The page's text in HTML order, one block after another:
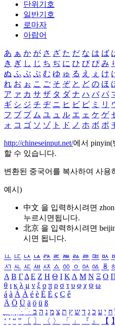
단위기호
일반기호
로마자
아랍어
あ ぁ か が さ ざ た だ な は ば
き ぎ し じ ち ぢ に ひ び ぴ み
ぬ ふ ぶ ぷ む ゆ ゅ る え ぇ け
れ お ぉ こ ご そ ぞ と ど の ほ
ア ァ カ サ ザ タ ダ ナ ハ バ パ
ギ シ ジ チ ヂ ニ ヒ ビ ピ ミ リ
フ ブ プ ム ユ ュ ル エ ェ ケ ゲ
ォ コ ゴ ソ ゾ ト ド ノ ホ ボ ポ
http://chineseinput.net/에서
할 수 있습니다.
변환된 중국어를 복사하여 사용
예시)
中文 을 입력하시려면
누르시면됩니다.
北京 을 입력하시려면
시면 됩니다.
ㅥ ㅦ ㅧ ㅨ ㅩ ㅪ ㅫ ㅬ ㅭ ㅮ ㅯ
ㅺ ㅻ ㅼ ㅽ ㅾ ㅿ ㆀ ㆁ ㆂ ㆃ ㆄ
Α Β ΓΔ Ε Ζ Η Θ Ι ΚΛ Μ Ν Ξ Ο
θ ι κ λ μ ν ξ ο π ρ σ τ υ φ χ ψ ω
á à Á À é è É È ç Ç ê
Ä Ö Ü ä ö ü ß
ִֶֹ ֻּ ׁׂ ח י ע כ ג ד ש ץ ת צ מ נ ה ב
‘ ’ “ ” 〔 〕 〈 〉 「 」 『 』 【 】